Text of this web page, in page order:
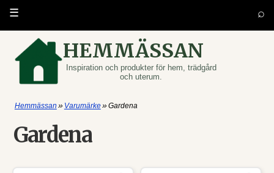
HEMMÄSSAN
Inspiration och produkter för hem, trädgård
och uterum.
☰ ⌕
Hemmässan » Varumärke»Gardena
Gardena